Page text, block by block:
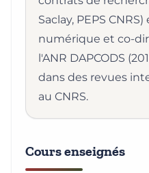
Saclay, PEPS
numérique et co-
l'ANR DAPCODS
dans des revues
au CNRS.
Cours enseignés